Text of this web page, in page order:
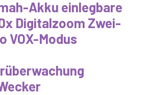
Akku einlegbare
Digitalzoom Zwei-
VOX-Modus